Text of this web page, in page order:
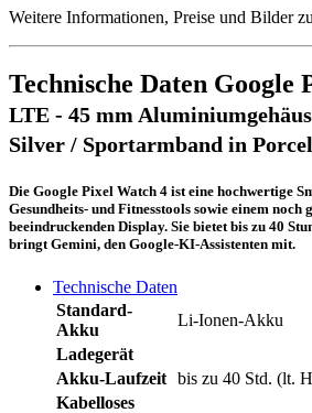
Weitere Informationen, Preise und Bilder
Technische Daten Google
LTE - 45 mm
Silver / Sportarmband in
Die Google Pixel Watch 4 ist eine hochwertige
Gesundheits- und Fitnesstools sowie einem noch
beeindruckenden Display. Sie bietet bis zu 40
bringt Gemini, den Google-KI-Assistenten mit.
Technische Daten
Standard-
Akku
Li-Ionen-Akku
Ladegerät
Akku-Laufzeit bis zu 40 Std. (lt.
Kabelloses